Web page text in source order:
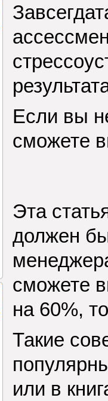
Если вы
сможете
Эта
должен
сможете
на 60%,
Такие
или в